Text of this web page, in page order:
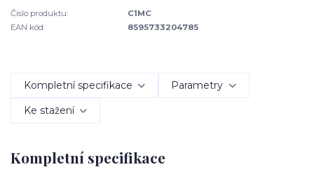
Číslo produktu:
C1MC
EAN kód:
8595733204785
Kompletní specifikace Parametry
Ke stažení
Kompletní specifikace